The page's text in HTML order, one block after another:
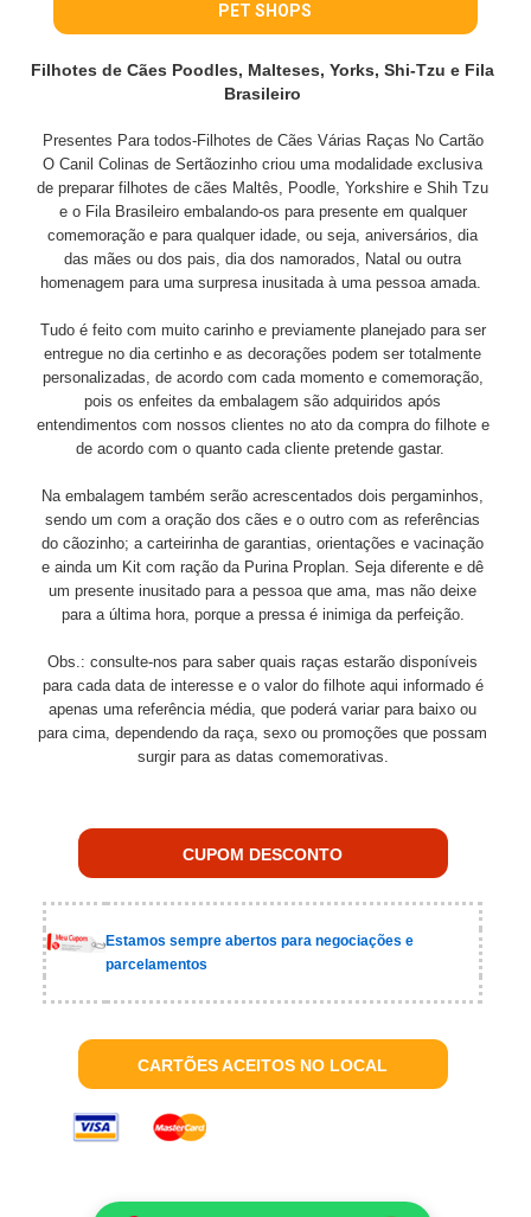
PET SHOPS
Filhotes de Cães Poodles, Malteses, Yorks, Shi-Tzu e Fila
Brasileiro
Presentes Para todos-Filhotes de Cães Várias Raças No Cartão
O Canil Colinas de Sertãozinho criou uma modalidade exclusiva
de preparar filhotes de cães Maltês, Poodle, Yorkshire e Shih Tzu
e o Fila Brasileiro embalando-os para presente em qualquer
comemoração e para qualquer idade, ou seja, aniversários, dia
das mães ou dos pais, dia dos namorados, Natal ou outra
homenagem para uma surpresa inusitada à uma pessoa amada.
Tudo é feito com muito carinho e previamente planejado para ser
entregue no dia certinho e as decorações podem ser totalmente
personalizadas, de acordo com cada momento e comemoração,
pois os enfeites da embalagem são adquiridos após
entendimentos com nossos clientes no ato da compra do filhote e
de acordo com o quanto cada cliente pretende gastar.
Na embalagem também serão acrescentados dois pergaminhos,
sendo um com a oração dos cães e o outro com as referências
do cãozinho; a carteirinha de garantias, orientações e vacinação
e ainda um Kit com ração da Purina Proplan. Seja diferente e dê
um presente inusitado para a pessoa que ama, mas não deixe
para a última hora, porque a pressa é inimiga da perfeição.
Obs.: consulte-nos para saber quais raças estarão disponíveis
para cada data de interesse e o valor do filhote aqui informado é
apenas uma referência média, que poderá variar para baixo ou
para cima, dependendo da raça, sexo ou promoções que possam
surgir para as datas comemorativas.
CUPOM DESCONTO
Estamos sempre abertos para negociações e
parcelamentos
CARTÕES ACEITOS NO LOCAL